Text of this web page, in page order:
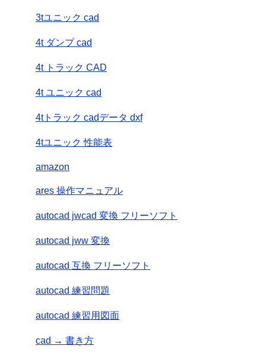
3tユニック cad
4t ダンプ cad
4t トラック CAD
4t ユニック cad
4tトラック cadデータ dxf
4tユニック 性能表
amazon
ares 操作マニュアル
autocad jwcad 変換 フリーソフト
autocad jww 変換
autocad 互換 フリーソフト
autocad 練習問題
autocad 練習用図面
cad → 書き方